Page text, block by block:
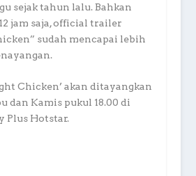
sejak tahun lalu. Bahkan
jam saja, official trailer
sudah mencapai lebih
Chicken’ akan ditayangkan
dan Kamis pukul 18.00 di
Plus Hotstar.